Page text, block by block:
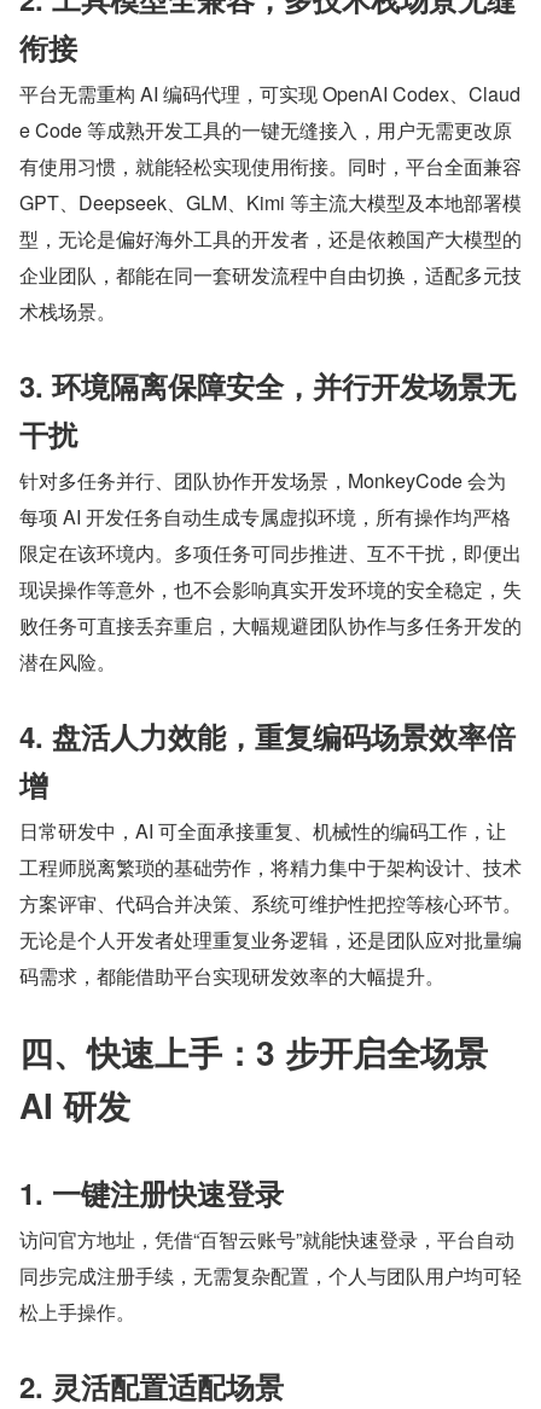
衔接
平台无需重构 AI 编码代理，可实现 OpenAI Codex、Claud
e Code 等成熟开发工具的一键无缝接入，用户无需更改原
有使用习惯，就能轻松实现使用衔接。同时，平台全面兼容
GPT、Deepseek、GLM、Kimi 等主流大模型及本地部署模
型，无论是偏好海外工具的开发者，还是依赖国产大模型的
企业团队，都能在同一套研发流程中自由切换，适配多元技
术栈场景。
3. 环境隔离保障安全，并行开发场景无
干扰
针对多任务并行、团队协作开发场景，MonkeyCode 会为
每项 AI 开发任务自动生成专属虚拟环境，所有操作均严格
限定在该环境内。多项任务可同步推进、互不干扰，即便出
现误操作等意外，也不会影响真实开发环境的安全稳定，失
败任务可直接丢弃重启，大幅规避团队协作与多任务开发的
潜在风险。
4. 盘活人力效能，重复编码场景效率倍
增
日常研发中，AI 可全面承接重复、机械性的编码工作，让
工程师脱离繁琐的基础劳作，将精力集中于架构设计、技术
方案评审、代码合并决策、系统可维护性把控等核心环节。
无论是个人开发者处理重复业务逻辑，还是团队应对批量编
码需求，都能借助平台实现研发效率的大幅提升。
四、快速上手：3 步开启全场景
AI 研发
1. 一键注册快速登录
访问官方地址，凭借“百智云账号”就能快速登录，平台自动
同步完成注册手续，无需复杂配置，个人与团队用户均可轻
松上手操作。
2. 灵活配置适配场景